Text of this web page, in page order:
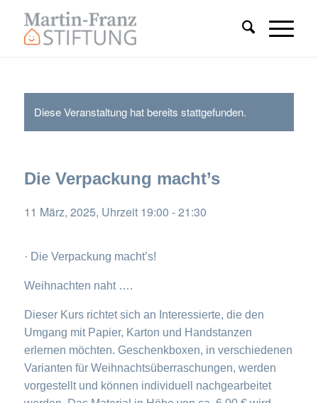
Diese Veranstaltung hat bereits stattgefunden.
Die Verpackung macht’s
11 März, 2025, Uhrzeit 19:00 -21:30
· Die Verpackung macht’s!
Weihnachten naht ….
Dieser Kurs richtet sich an Interessierte, die den
Umgang mit Papier, Karton und Handstanzen
erlernen möchten. Geschenkboxen, in verschiedenen
Varianten für Weihnachtsüberraschungen, werden
vorgestellt und können individuell nachgearbeitet